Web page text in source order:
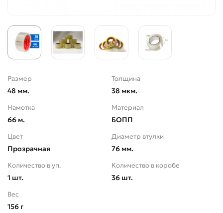
Размер
48 мм.
Толщина
38 мкм.
Намотка
66 м.
Материал
БОПП
Цвет
Прозрачная
Диаметр втулки
76 мм.
Количество в уп.
1 шт.
Количество в коробе
36 шт.
Вес
156 г